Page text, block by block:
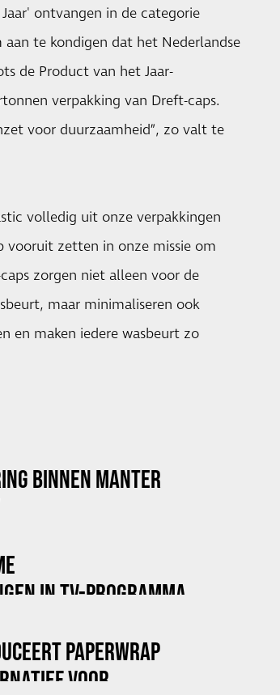
ontvangen in de categorie
te kondigen dat het Nederlandse
de Product van het Jaar-
verpakking van Dreft-caps.
voor duurzaamheid”, zo valt te
volledig uit onze verpakkingen
vooruit zetten in onze missie om
zorgen niet alleen voor de
maar minimaliseren ook
en maken iedere wasbeurt zo
BINNEN MANTER
IN TV-PROGRAMMA
PAPERWRAP
VOOR